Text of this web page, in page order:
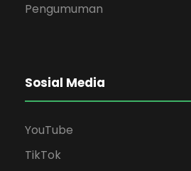
Pengumuman
Sosial Media
YouTube
TikTok